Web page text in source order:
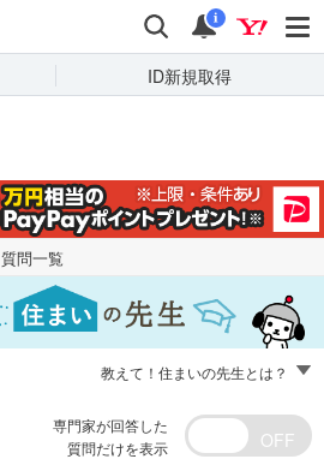
検索 通知
i
ID新規取得
キーワードで
質問を探す
質問一覧
教えて！住まいの先生とは？
専門家が回答した
質問だけを表示